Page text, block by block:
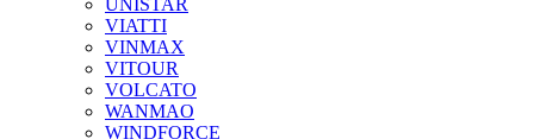
UNISTAR
VIATTI
VINMAX
VITOUR
VOLCATO
WANMAO
WINDFORCE